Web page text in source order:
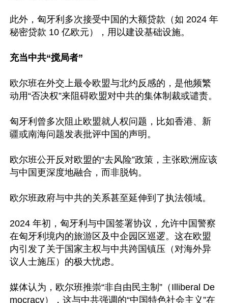
此外，匈牙利多次接受中国的大额贷款（如 2024 年
秘密贷款 10 亿欧元），用以建设基础设施。
充当中共“搅局者”
欧尔班在外交上最令欧盟与北约反感的，是他频繁
动用“否决权”来阻碍欧盟对中共的集体制裁或谴责。
匈牙利曾多次阻止欧盟就人权问题，比如香港、新
疆或南海问题发表批评中国的声明。
欧尔班公开反对欧盟的“去风险”政策，主张欧洲应该
与中国更深度地融合，而非脱钩。
欧尔班政府与中共的关系甚至延伸到了执法领域。
2024 年初，匈牙利与中国签署协议，允许中国警察
在匈牙利境内的旅游区及中企园区巡逻。这在欧盟
内引发了关于国家主权与中共跨国镇压（对海外异
议人士施压）的极大忧虑。
媒体认为，欧尔班推崇“非自由民主制”（Illiberal De
mocracy），这与中共强调的“中国特色社会主义”在